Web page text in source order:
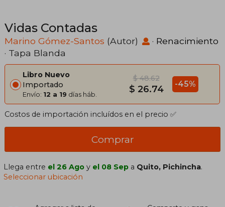
Vidas Contadas
Marino Gómez-Santos (Autor) · Renacimiento
· Tapa Blanda
Libro Nuevo
Importado
Envío: 12 a 19 días háb.
$ 48.62
$ 26.74 -45%
Costos de importación incluídos en el precio ✅
Comprar
Llega entre el 26 Ago y el 08 Sep a Quito, Pichincha.
Seleccionar ubicación